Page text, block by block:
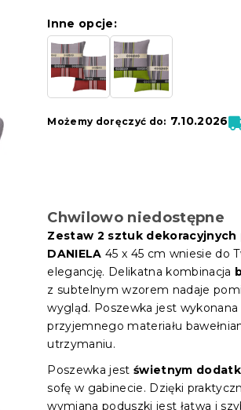
Chwilowo niedostępne
Inne opcje:
Możemy doręczyć do: 7.10.2026
Zestaw 2 sztuk
DANIELA 45 x 45 cm wniesie do
elegancję. Delikatna kombinacja
z subtelnym wzorem nadaje
wygląd. Poszewka jest wykonana
przyjemnego materiału
utrzymaniu.
Poszewka jestświetnym
sofę w gabinecie. Dzięki
wymiana poduszki jest łatwa i